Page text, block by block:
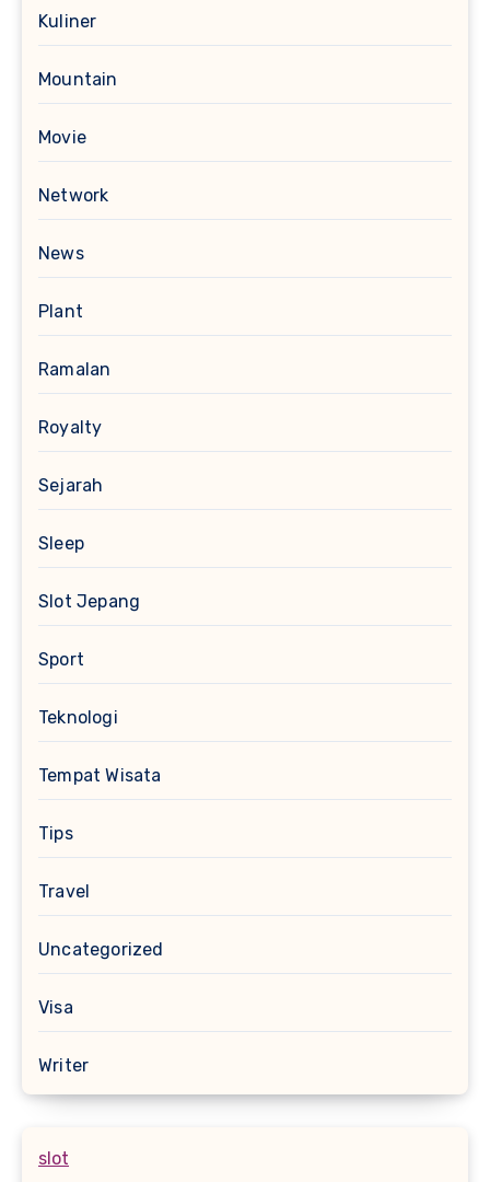
Kuliner
Mountain
Movie
Network
News
Plant
Ramalan
Royalty
Sejarah
Sleep
Slot Jepang
Sport
Teknologi
Tempat Wisata
Tips
Travel
Uncategorized
Visa
Writer
slot